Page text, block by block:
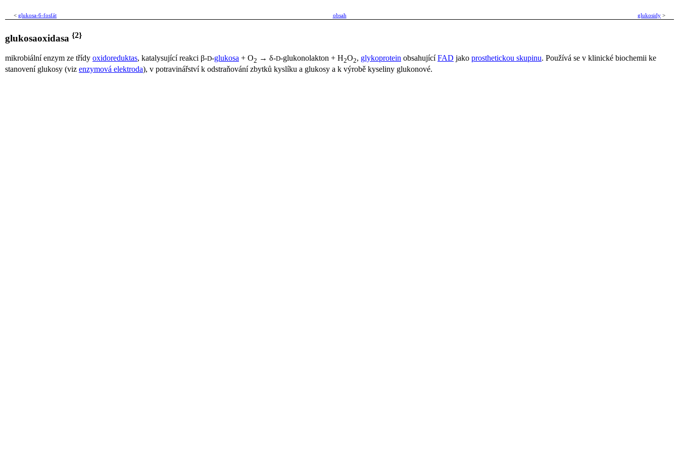
< glukosa-6-fosfát obsah glukosidy >
glukosaoxidasa {2}
mikrobiální enzym ze třídy oxidoreduktas, katalysující reakci β-D-glukosa + O2 → δ-D-glukonolakton + H2O2, glykoprotein obsahujícíFAD jako prosthetickou skupinu. Používá se v klinické biochemii ke
stanovení glukosy (viz enzymová elektroda), v potravinářství k odstraňování zbytků kyslíku a glukosy a k výrobě kyseliny glukonové.